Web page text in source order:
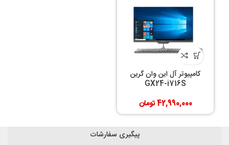
کامپیوتر آل این وان گرین
GX24-i716S
42,990,000تومان
پیگیری سفارشات